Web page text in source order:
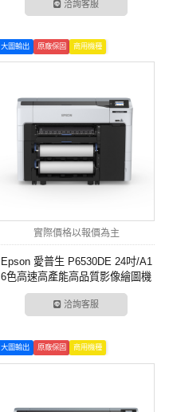
洽詢客服
大圖輸出 原廠保固 商用機種
實際價格以報價為主
Epson 愛普生 P6530DE 24吋/A1
6色高速高產能高品質影像繪圖機
洽詢客服
大圖輸出 原廠保固 商用機種